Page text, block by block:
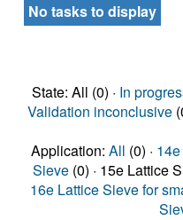
No tasks to display
State: All (0) · In
Validation inconclusive
Application: All (0) ·
Sieve (0) · 15e Lattice
16e Lattice Sieve for